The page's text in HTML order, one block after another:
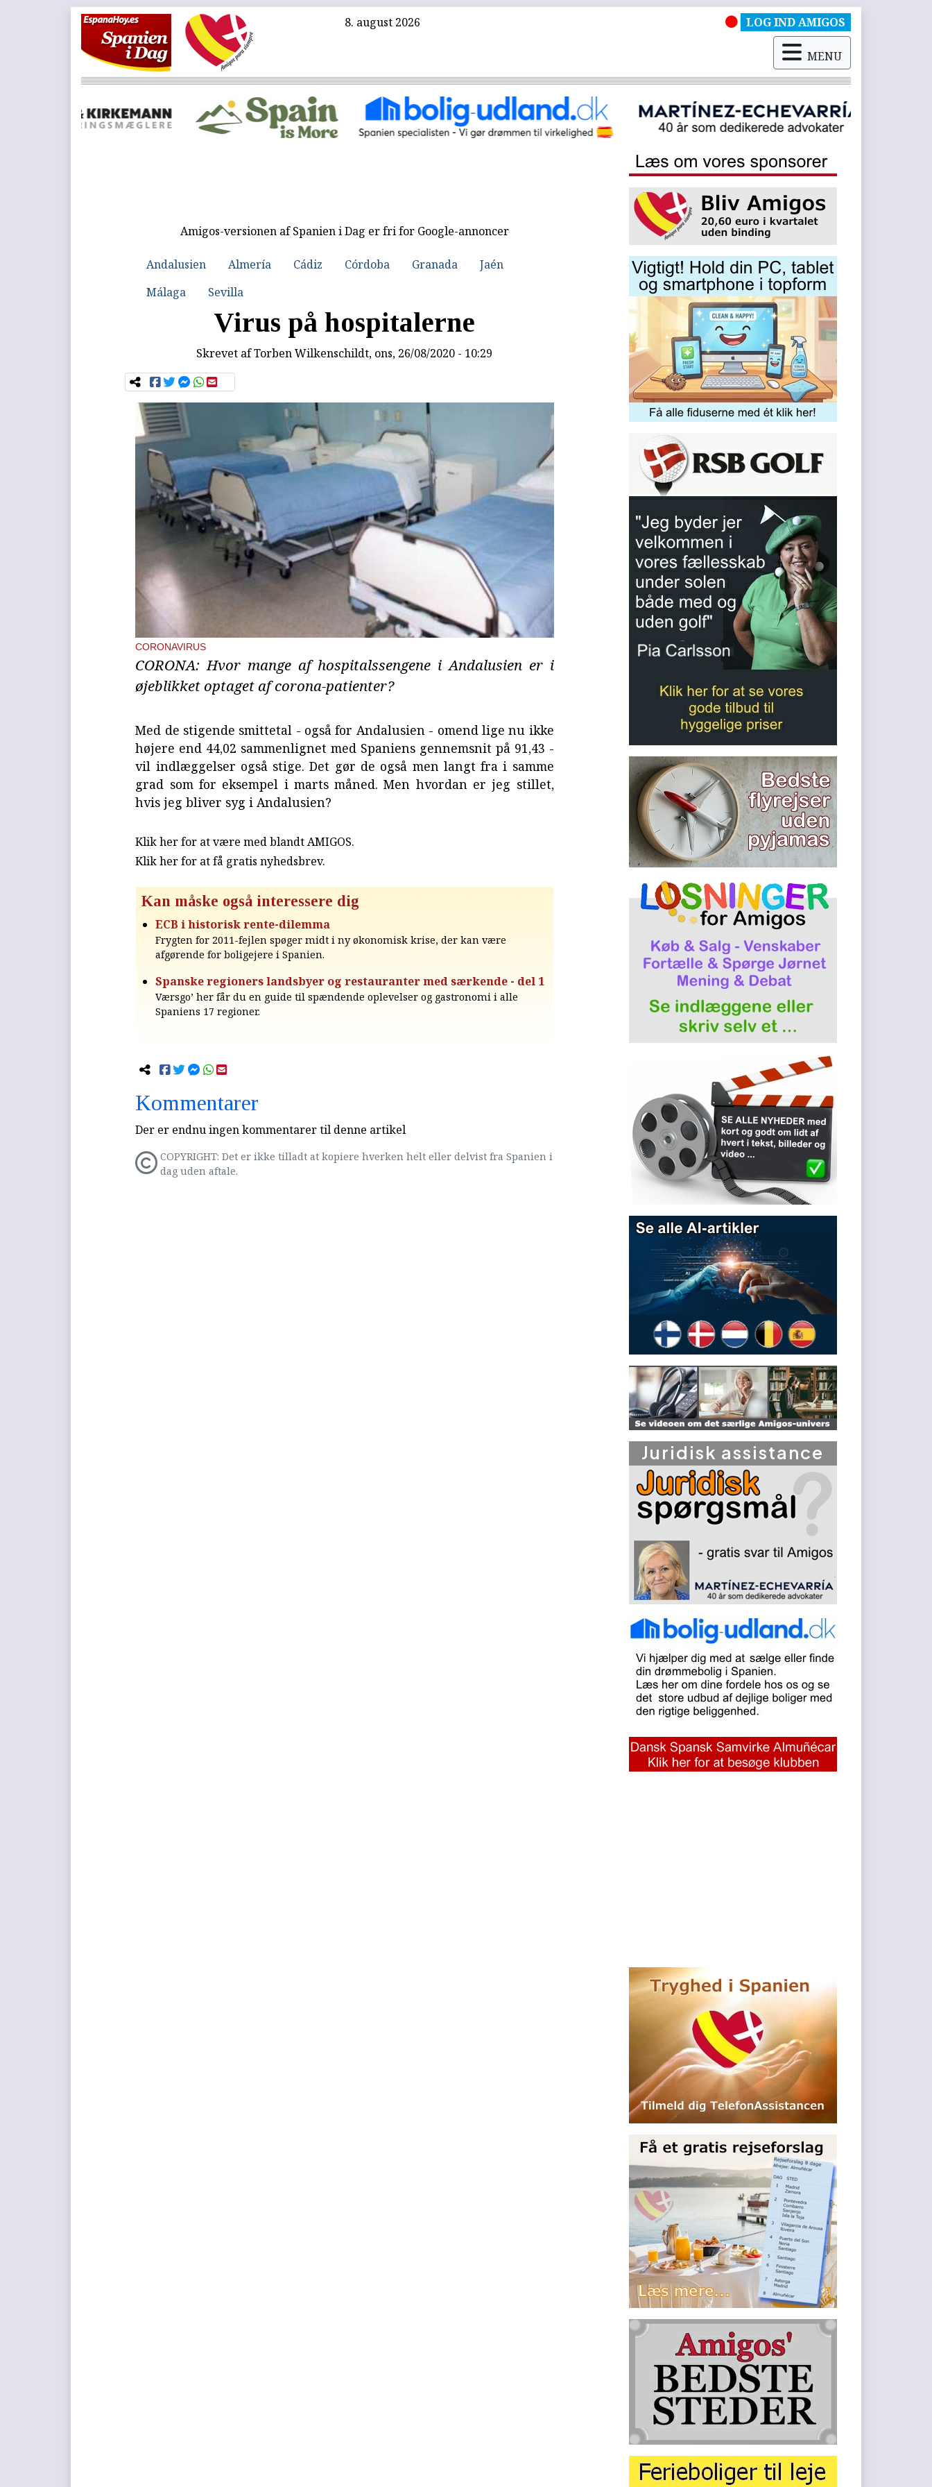
8. august 2026 LOG IND AMIGOS
MENU
Amigos-versionen af Spanien i Dag er fri for Google-annoncer
Andalusien Almería Cádiz Córdoba Granada
Jaén
Málaga
Sevilla
Virus på hospitalerne
Skrevet afTorben Wilkenschildt, ons, 26/08/2020 - 10:29
CORONAVIRUS
CORONA: Hvor mange af hospitalssengene i Andalusien er i
øjeblikket optaget af corona-patienter?
Med de stigende smittetal - også for Andalusien - omend lige nu ikke
højere end 44,02 sammenlignet med Spaniens gennemsnit på 91,43 -
vil indlæggelser også stige. Det gør de også men langt fra i samme
grad som for eksempel i marts måned. Men hvordan er jeg stillet,
hvis jeg bliver syg i Andalusien?
Klik her for at være med blandt AMIGOS.
Klik her for at få gratis nyhedsbrev.
Kan måske også interessere dig
ECB i historisk rente-dilemma
Frygten for 2011-fejlen spøger midt i ny økonomisk krise, der kan være
afgørende for boligejere i Spanien.
Spanske regioners landsbyer og restauranter med særkende - del 1
Værsgo’ her får du en guide til spændende oplevelser og gastronomi i alle
Spaniens 17 regioner.
Kommentarer
Der er endnu ingen kommentarer til denne artikel
COPYRIGHT: Det er ikke tilladt at kopiere hverken helt eller delvist fra Spanien i
dag uden aftale.